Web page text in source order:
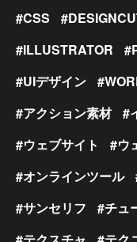
CSS
ILLUSTRATOR
UIデザイン
アクション素材
ウェブサイト
ウ
オンラインツール
サンセリフ
チュ